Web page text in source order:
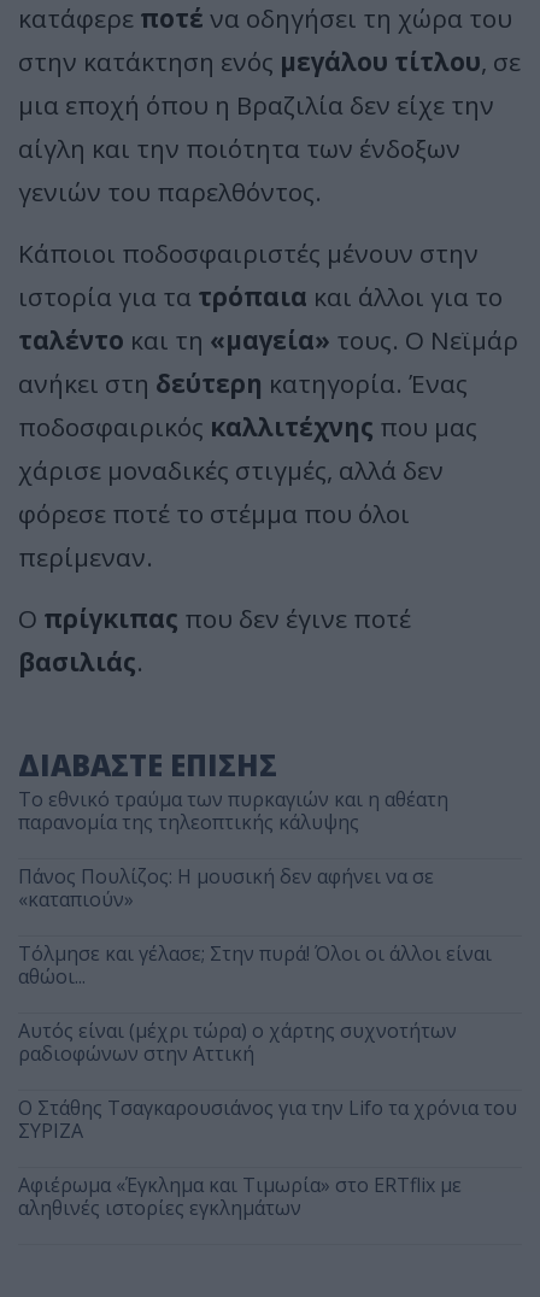
κατάφερε ποτέ να οδηγήσει τη χώρα του
στην κατάκτηση ενός μεγάλου τίτλου, σε
μια εποχή όπου η Βραζιλία δεν είχε την
αίγλη και την ποιότητα των ένδοξων
γενιών του παρελθόντος.
Κάποιοι ποδοσφαιριστές μένουν στην
ιστορία για τα τρόπαια και άλλοι για το
ταλέντο και τη «μαγεία» τους. Ο Νεϊμάρ
ανήκει στη δεύτερη κατηγορία. Ένας
ποδοσφαιρικός καλλιτέχνης που μας
χάρισε μοναδικές στιγμές, αλλά δεν
φόρεσε ποτέ το στέμμα που όλοι
περίμεναν.
Ο πρίγκιπας που δεν έγινε ποτέ
βασιλιάς.
ΔΙΑΒΑΣΤΕ ΕΠΙΣΗΣ
Το εθνικό τραύμα των πυρκαγιών και η αθέατη
παρανομία της τηλεοπτικής κάλυψης
Πάνος Πουλίζος: Η μουσική δεν αφήνει να σε
«καταπιούν»
Τόλμησε και γέλασε; Στην πυρά! Όλοι οι άλλοι είναι
αθώοι...
Αυτός είναι (μέχρι τώρα) ο χάρτης συχνοτήτων
ραδιοφώνων στην Αττική
Ο Στάθης Τσαγκαρουσιάνος για την Lifo τα χρόνια του
ΣΥΡΙΖΑ
Αφιέρωμα «Έγκλημα και Τιμωρία» στο ERTflix με
αληθινές ιστορίες εγκλημάτων